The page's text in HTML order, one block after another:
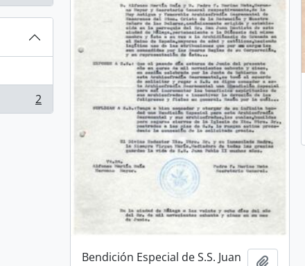
2
Bendición Especial de S.S. Juan